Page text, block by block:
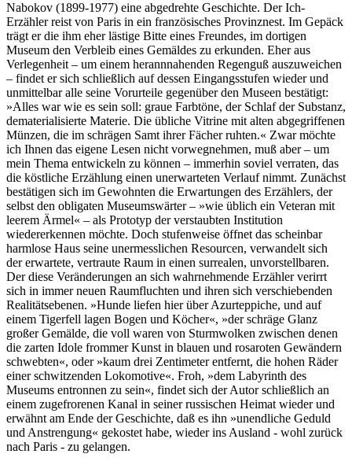
Nabokov (1899-1977) eine abgedrehte Geschichte. Der Ich-
Erzähler reist von Paris in ein französisches Provinznest. Im Gepäck
trägt er die ihm eher lästige Bitte eines Freundes, im dortigen
Museum den Verbleib eines Gemäldes zu erkunden. Eher aus
Verlegenheit – um einem herannnahenden Regenguß auszuweichen
– findet er sich schließlich auf dessen Eingangsstufen wieder und
unmittelbar alle seine Vorurteile gegenüber den Museen bestätigt:
»Alles war wie es sein soll: graue Farbtöne, der Schlaf der Substanz,
dematerialisierte Materie. Die übliche Vitrine mit alten abgegriffenen
Münzen, die im schrägen Samt ihrer Fächer ruhten.« Zwar möchte
ich Ihnen das eigene Lesen nicht vorwegnehmen, muß aber – um
mein Thema entwickeln zu können – immerhin soviel verraten, das
die köstliche Erzählung einen unerwarteten Verlauf nimmt. Zunächst
bestätigen sich im Gewohnten die Erwartungen des Erzählers, der
selbst den obligaten Museumswärter – »wie üblich ein Veteran mit
leerem Ärmel« – als Prototyp der verstaubten Institution
wiedererkennen möchte. Doch stufenweise öffnet das scheinbar
harmlose Haus seine unermesslichen Resourcen, verwandelt sich
der erwartete, vertraute Raum in einen surrealen, unvorstellbaren.
Der diese Veränderungen an sich wahrnehmende Erzähler verirrt
sich in immer neuen Raumfluchten und ihren sich verschiebenden
Realitätsebenen. »Hunde liefen hier über Azurteppiche, und auf
einem Tigerfell lagen Bogen und Köcher«, »der schräge Glanz
großer Gemälde, die voll waren von Sturmwolken zwischen denen
die zarten Idole frommer Kunst in blauen und rosaroten Gewändern
schwebten«, oder »kaum drei Zentimeter entfernt, die hohen Räder
einer schwitzenden Lokomotive«. Froh, »dem Labyrinth des
Museums entronnen zu sein«, findet sich der Autor schließlich an
einem zugefrorenen Kanal in seiner russischen Heimat wieder und
erwähnt am Ende der Geschichte, daß es ihn »unendliche Geduld
und Anstrengung« gekostet habe, wieder ins Ausland - wohl zurück
nach Paris - zu gelangen.